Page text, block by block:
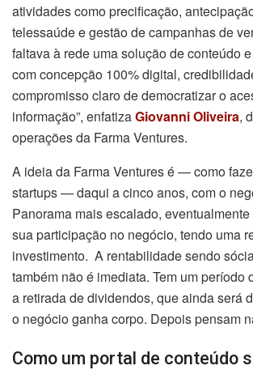
atividades como precificação,
telessaúde e gestão de campanhas de
faltava à rede uma solução de conteúdo
com concepção 100% digital,
compromisso claro de democratizar o
informação”, enfatizaGiovanni Oliveira,
operações da Farma Ventures.
A ideia da Farma Ventures é — como
startups — daqui a cinco anos, com o
Panorama mais escalado,
sua participação no negócio, tendo uma
investimento. A rentabilidade sendo
também não é imediata. Tem um período
a retirada de dividendos, que ainda será
o negócio ganha corpo. Depois pensam
Como um portal de conteúdo